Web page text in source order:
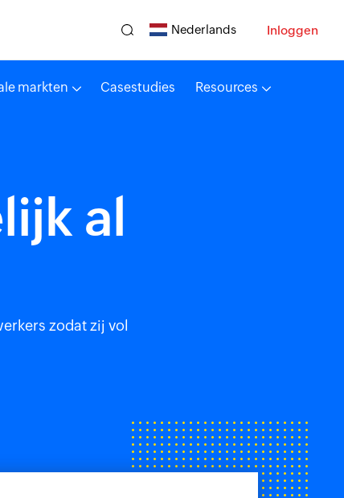
Nederlands Inloggen
markten Casestudies Resources
al
zodat zij vol